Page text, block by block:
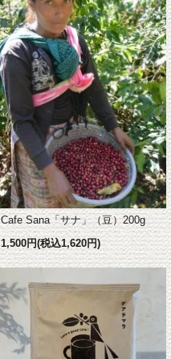
Cafe Sana「サナ」（豆）200g
1,500円(税込1,620円)